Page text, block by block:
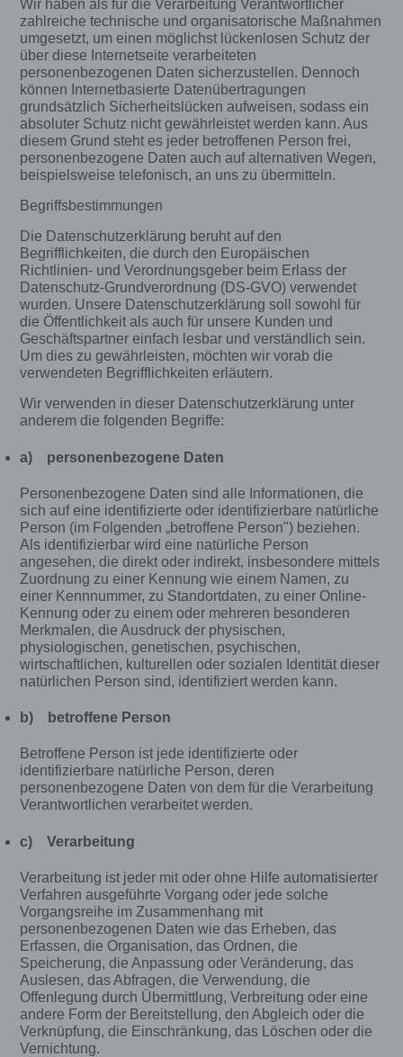
Wir haben als für die Verarbeitung Verantwortlicher
zahlreiche technische und organisatorische Maßnahmen
umgesetzt, um einen möglichst lückenlosen Schutz der
über diese Internetseite verarbeiteten
personenbezogenen Daten sicherzustellen. Dennoch
können Internetbasierte Datenübertragungen
grundsätzlich Sicherheitslücken aufweisen, sodass ein
absoluter Schutz nicht gewährleistet werden kann. Aus
diesem Grund steht es jeder betroffenen Person frei,
personenbezogene Daten auch auf alternativen Wegen,
beispielsweise telefonisch, an uns zu übermitteln.
Begriffsbestimmungen
Die Datenschutzerklärung beruht auf den
Begrifflichkeiten, die durch den Europäischen
Richtlinien- und Verordnungsgeber beim Erlass der
Datenschutz-Grundverordnung (DS-GVO) verwendet
wurden. Unsere Datenschutzerklärung soll sowohl für
die Öffentlichkeit als auch für unsere Kunden und
Geschäftspartner einfach lesbar und verständlich sein.
Um dies zu gewährleisten, möchten wir vorab die
verwendeten Begrifflichkeiten erläutern.
Wir verwenden in dieser Datenschutzerklärung unter
anderem die folgenden Begriffe:
a) personenbezogene Daten
Personenbezogene Daten sind alle Informationen, die
sich auf eine identifizierte oder identifizierbare natürliche
Person (im Folgenden „betroffene Person") beziehen.
Als identifizierbar wird eine natürliche Person
angesehen, die direkt oder indirekt, insbesondere mittels
Zuordnung zu einer Kennung wie einem Namen, zu
einer Kennnummer, zu Standortdaten, zu einer Online-
Kennung oder zu einem oder mehreren besonderen
Merkmalen, die Ausdruck der physischen,
physiologischen, genetischen, psychischen,
wirtschaftlichen, kulturellen oder sozialen Identität dieser
natürlichen Person sind, identifiziert werden kann.
b) betroffene Person
Betroffene Person ist jede identifizierte oder
identifizierbare natürliche Person, deren
personenbezogene Daten von dem für die Verarbeitung
Verantwortlichen verarbeitet werden.
c) Verarbeitung
Verarbeitung ist jeder mit oder ohne Hilfe automatisierter
Verfahren ausgeführte Vorgang oder jede solche
Vorgangsreihe im Zusammenhang mit
personenbezogenen Daten wie das Erheben, das
Erfassen, die Organisation, das Ordnen, die
Speicherung, die Anpassung oder Veränderung, das
Auslesen, das Abfragen, die Verwendung, die
Offenlegung durch Übermittlung, Verbreitung oder eine
andere Form der Bereitstellung, den Abgleich oder die
Verknüpfung, die Einschränkung, das Löschen oder die
Vernichtung.